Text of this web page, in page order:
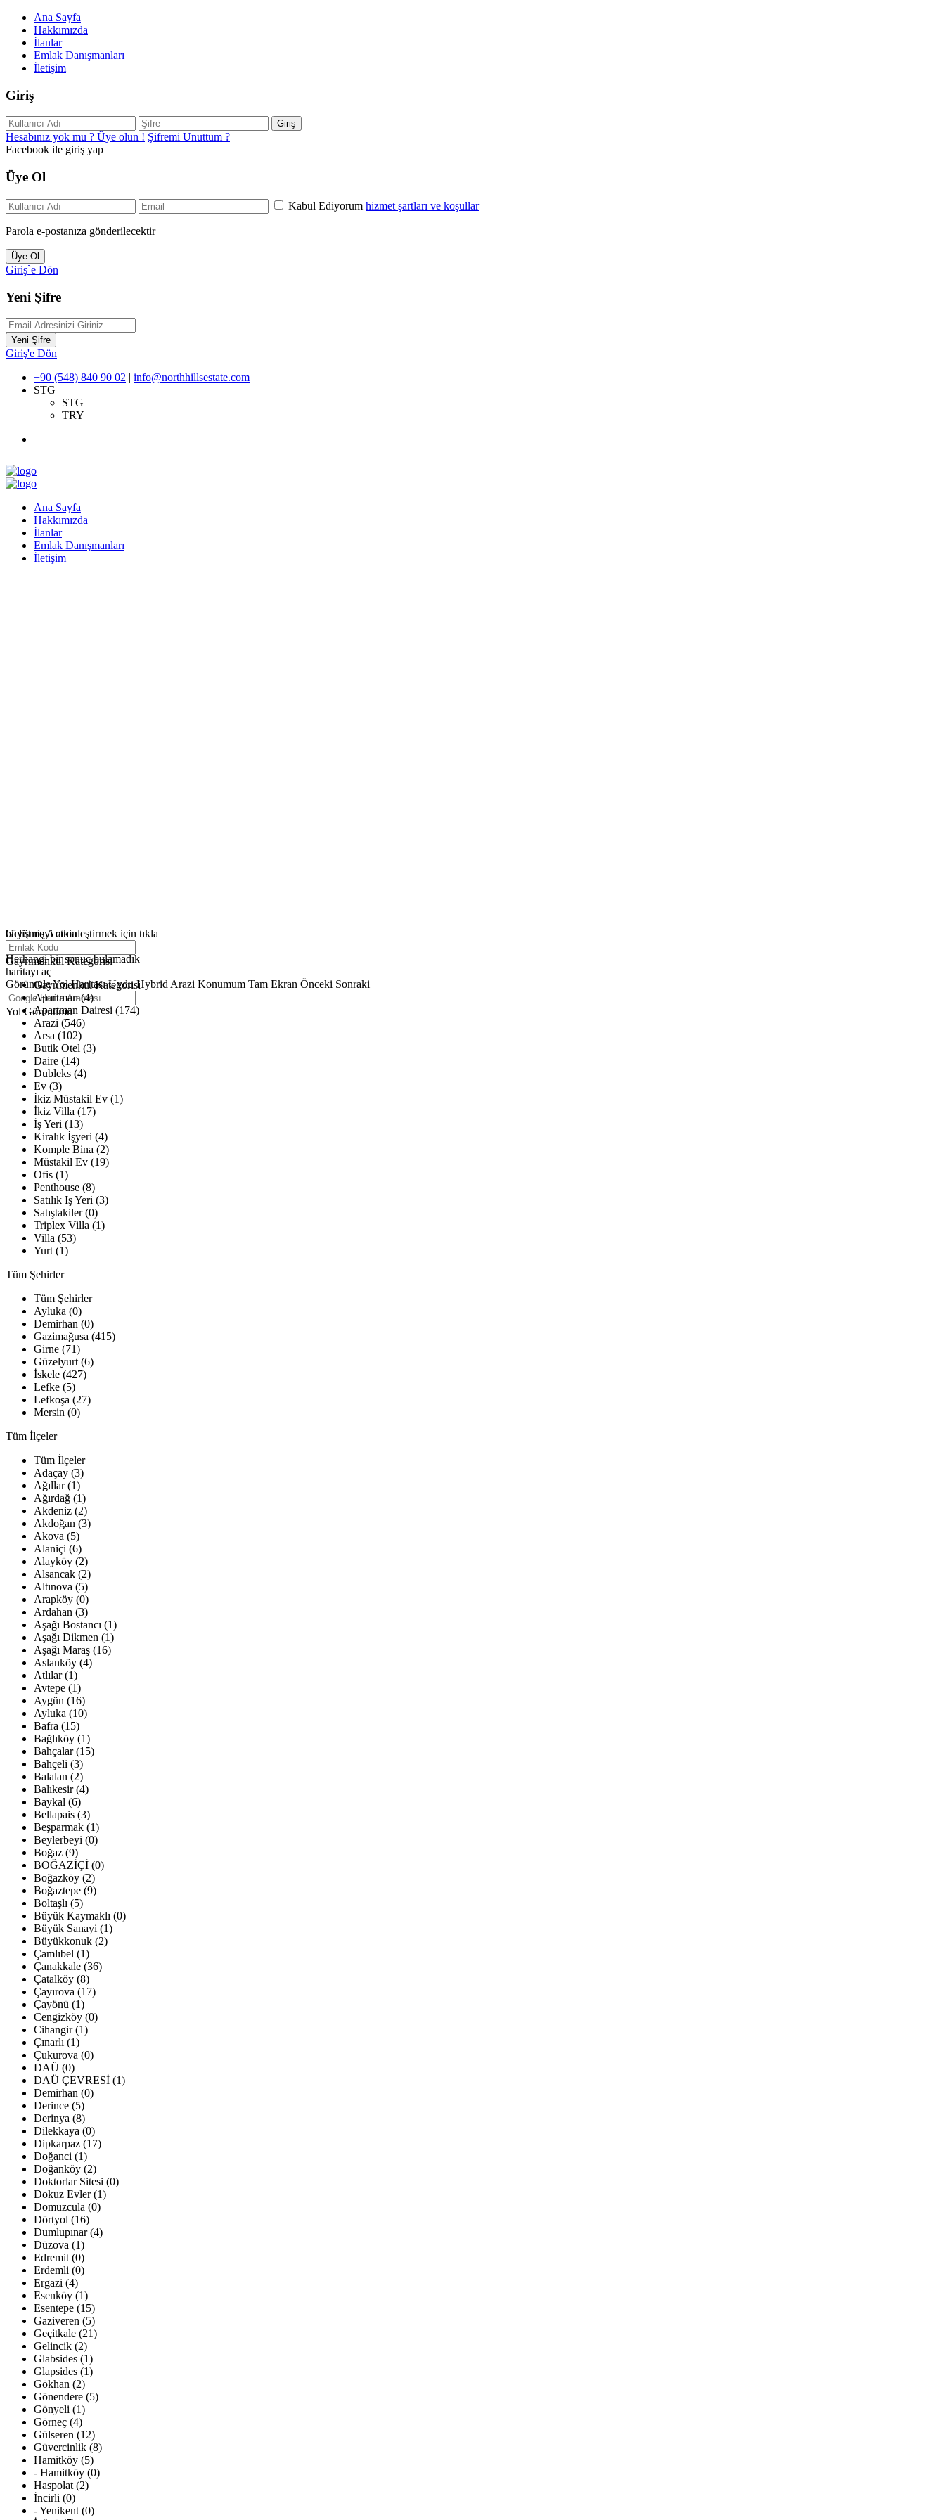
Ana Sayfa
Hakkımızda
İlanlar
Emlak Danışmanları
İletişim
Giriş
Giriş
Hesabınız yok mu ? Üye olun ! Şifremi Unuttum ?
Facebook ile giriş yap
Üye Ol
Kabul Ediyorum hizmet şartları ve koşullar
Parola e-postanıza gönderilecektir
Üye Ol
Giriş`e Dön
Yeni Şifre
Yeni Şifre
Giriş'e Dön
+90 (548) 840 90 02 | info@northhillsestate.com
STG
STG
TRY
Ana Sayfa
Hakkımızda
İlanlar
Emlak Danışmanları
İletişim
büyütmeyi etkinleştirmek için tıkla
Haritalar yükleniyor
Herhangi bir sonuç bulamadık
haritayı aç
GörüntüleYol Haritası Uydu Hybrid Arazi Konumum Tam Ekran Önceki Sonraki
Yol Görünümü
Gelişmiş Arama
Gayrimenkul Kategorisi
Gayrimenkul Kategorisi
Apartman (4)
Apartman Dairesi (174)
Arazi (546)
Arsa (102)
Butik Otel (3)
Daire (14)
Dubleks (4)
Ev (3)
İkiz Müstakil Ev (1)
İkiz Villa (17)
İş Yeri (13)
Kiralık İşyeri (4)
Komple Bina (2)
Müstakil Ev (19)
Ofis (1)
Penthouse (8)
Satılık Iş Yeri (3)
Satıştakiler (0)
Triplex Villa (1)
Villa (53)
Yurt (1)
Tüm Şehirler
Tüm Şehirler
Ayluka (0)
Demirhan (0)
Gazimağusa (415)
Girne (71)
Güzelyurt (6)
İskele (427)
Lefke (5)
Lefkoşa (27)
Mersin (0)
Tüm İlçeler
Tüm İlçeler
Adaçay (3)
Ağıllar (1)
Ağırdağ (1)
Akdeniz (2)
Akdoğan (3)
Akova (5)
Alaniçi (6)
Alayköy (2)
Alsancak (2)
Altınova (5)
Arapköy (0)
Ardahan (3)
Aşağı Bostancı (1)
Aşağı Dikmen (1)
Aşağı Maraş (16)
Aslanköy (4)
Atlılar (1)
Avtepe (1)
Aygün (16)
Ayluka (10)
Bafra (15)
Bağlıköy (1)
Bahçalar (15)
Bahçeli (3)
Balalan (2)
Balıkesir (4)
Baykal (6)
Bellapais (3)
Beşparmak (1)
Beylerbeyi (0)
Boğaz (9)
BOĞAZİÇİ (0)
Boğazköy (2)
Boğaztepe (9)
Boltaşlı (5)
Büyük Kaymaklı (0)
Büyük Sanayi (1)
Büyükkonuk (2)
Çamlıbel (1)
Çanakkale (36)
Çatalköy (8)
Çayırova (17)
Çayönü (1)
Cengizköy (0)
Cihangir (1)
Çınarlı (1)
Çukurova (0)
DAÜ (0)
DAÜ ÇEVRESİ (1)
Demirhan (0)
Derince (5)
Derinya (8)
Dilekkaya (0)
Dipkarpaz (17)
Doğanci (1)
Doğanköy (2)
Doktorlar Sitesi (0)
Dokuz Evler (1)
Domuzcula (0)
Dörtyol (16)
Dumlupınar (4)
Düzova (1)
Edremit (0)
Erdemli (0)
Ergazi (4)
Esenköy (1)
Esentepe (15)
Gaziveren (5)
Geçitkale (21)
Gelincik (2)
Glabsides (1)
Glapsides (1)
Gökhan (2)
Gönendere (5)
Gönyeli (1)
Görneç (4)
Gülseren (12)
Güvercinlik (8)
Hamitköy (5)
- Hamitköy (0)
Haspolat (2)
İncirli (0)
- Yenikent (0)